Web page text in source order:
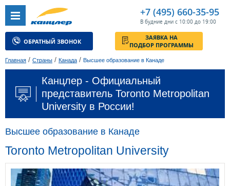
+7 (495) 660-35-95
В будние дни с 10:00 до 19:00
ОБРАТНЫЙ ЗВОНОК
ЗАЯВКА НА
ПОДБОР ПРОГРАММЫ
Главная / Страны / Канада / Высшее образование в Канаде
Канцлер - Официальный
представитель Toronto Metropolitan
University в России!
Высшее образование в Канаде
Toronto Metropolitan University